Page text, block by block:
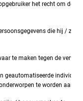
het recht om de
die hij / zij
te maken tegen de
geautomatiseerde
te worden aan